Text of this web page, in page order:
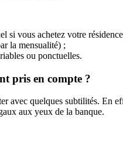
si vous achetez votre
la mensualité) ;
ou ponctuelles.
pris en compte ?
avec quelques subtilités. En
aux yeux de la banque.